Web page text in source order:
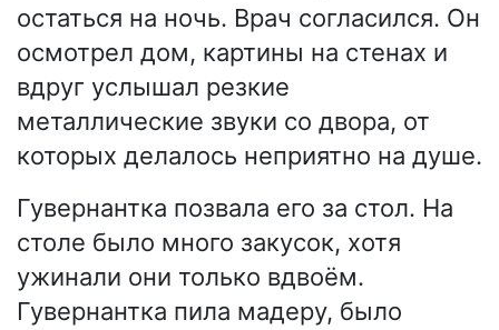
остаться на ночь. Врач согласился. Он
осмотрел дом, картины на стенах и
вдруг услышал резкие
металлические звуки со двора, от
которых делалось неприятно на душе.
Гувернантка позвала его за стол. На
столе было много закусок, хотя
ужинали они только вдвоём.
Гувернантка пила мадеру, было